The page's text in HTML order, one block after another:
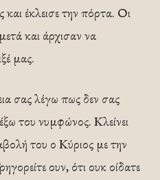
και έκλεισε την πόρτα. Οι
και άρχισαν να
μας.
σας λέγω πως δεν σας
του νυμφώνος. Κλείνει
του ο Κύριος με την
ουν, ότι ουκ οίδατε